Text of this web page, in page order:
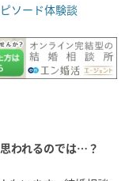
ソード体験談
われるのでは…？